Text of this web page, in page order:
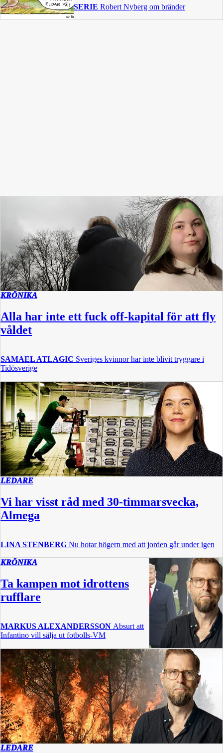
SERIE Robert Nyberg om bränder
KRÖNIKA
Alla har inte ett fuck off-kapital för att fly
våldet
SAMAEL ATLAGIC Sveriges kvinnor har inte blivit tryggare i
Tidösverige
LEDARE
Vi har visst råd med 30-timmarsvecka,
Almega
LINA STENBERG Nu hotar högern med att jorden går under igen
KRÖNIKA
Ta kampen mot idrottens
rufflare
MARKUS ALEXANDERSSON Absurt att
Infantino vill sälja ut fotbolls-VM
LEDARE